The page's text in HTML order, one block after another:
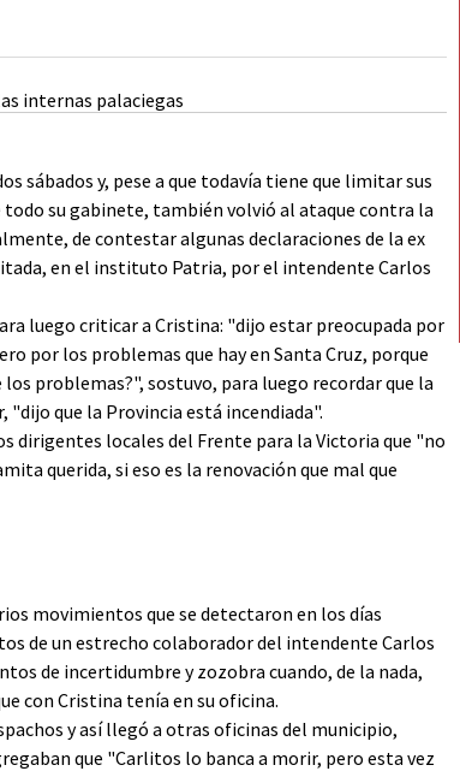
sábados y, pese a que todavía tiene que limitar sus
su gabinete, también volvió al ataque contra la
de contestar algunas declaraciones de la ex
en el instituto Patria, por el intendente Carlos
luego criticar a Cristina: "dijo estar preocupada por
por los problemas que hay en Santa Cruz, porque
problemas?", sostuvo, para luego recordar que la
"dijo que la Provincia está incendiada".
dirigentes locales del Frente para la Victoria que "no
querida, si eso es la renovación que mal que
movimientos que se detectaron en los días
de un estrecho colaborador del intendente Carlos
de incertidumbre y zozobra cuando, de la nada,
con Cristina tenía en su oficina.
y así llegó a otras oficinas del municipio,
que "Carlitos lo banca a morir, pero esta vez